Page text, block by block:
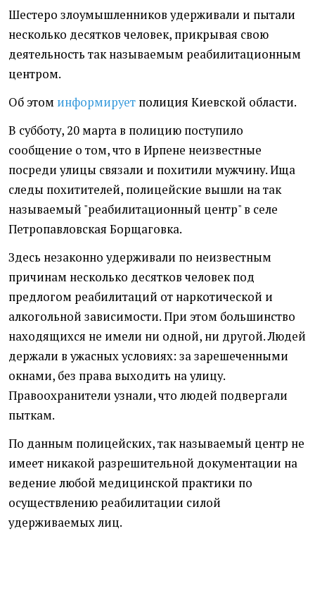
Шестеро злоумышленников удерживали и пытали
несколько десятков человек, прикрывая свою
деятельность так называемым реабилитационным
центром.
Об этом информирует полиция Киевской области.
В субботу, 20 марта в полицию поступило
сообщение о том, что в Ирпене неизвестные
посреди улицы связали и похитили мужчину. Ища
следы похитителей, полицейские вышли на так
называемый "реабилитационный центр" в селе
Петропавловская Борщаговка.
Здесь незаконно удерживали по неизвестным
причинам несколько десятков человек под
предлогом реабилитаций от наркотической и
алкогольной зависимости. При этом большинство
находящихся не имели ни одной, ни другой. Людей
держали в ужасных условиях: за зарешеченными
окнами, без права выходить на улицу.
Правоохранители узнали, что людей подвергали
пыткам.
По данным полицейских, так называемый центр не
имеет никакой разрешительной документации на
ведение любой медицинской практики по
осуществлению реабилитации силой
удерживаемых лиц.